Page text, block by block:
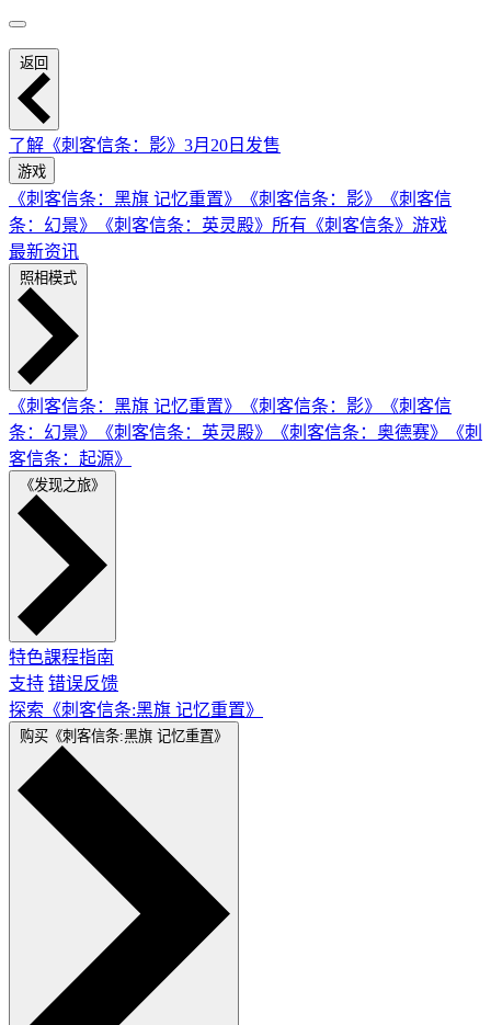
返回
了解《刺客信条：影》 3月20日发售
游戏
《刺客信条：黑旗 记忆重置》 《刺客信条：影》
《刺客信
条：幻景》
《刺客信条：英灵殿》 所有《刺客信条》游戏
最新资讯
照相模式
《刺客信条：黑旗 记忆重置》 《刺客信条：影》
《刺客信
条：幻景》
《刺客信条：英灵殿》 《刺客信条：奥德赛》
《刺
客信条：起源》
《发现之旅》
特色課程指南
支持 错误反馈
探索《刺客信条:黑旗 记忆重置》
购买《刺客信条:黑旗 记忆重置》